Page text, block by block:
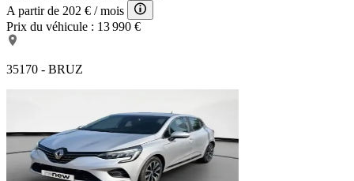
A partir de 202 € / mois
Prix du véhicule : 13 990 €
35170 - BRUZ